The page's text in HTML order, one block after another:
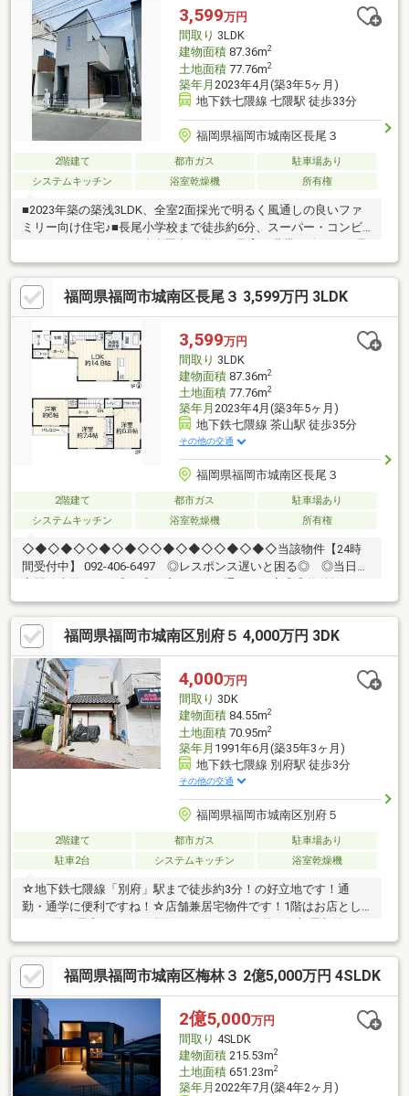
フォロー体制を敷くことでお客様の住まいと生活を常にアップグ
レードしていくことを目的とし、提案したことすべてに責任を持
ち続けます。リンクアンドデザイン株式会社
3,599万円
間取り 3LDK
建物面積87.36m2
土地面積77.76m2
築年月 2023年4月(築3年5ヶ月)
地下鉄七隈線 七隈駅 徒歩33分
福岡県福岡市城南区長尾３
2階建て 都市ガス
駐車場あり
システムキッチン
浴室乾燥機 所有権
■2023年築の築浅3LDK、全室2面採光で明るく風通しの良いファ
ミリー向け住宅♪■長尾小学校まで徒歩約6分、スーパー・コンビ
境！■食洗機付き対面キッチンや浴室乾燥機、追焚機能など毎日
の暮らしを快適にする設備が充実☆■全居室収納に加え、駐車場1
台分を確保。2026年6月に室内クリーニングを実施し、すぐに新
生活を始められます。＊＊＊＊＊＊＊＊物件選びや住宅ローンの
こと、不動産購入のなんでもココハウスにお気軽にご相談くださ
い！お客様のマイホーム探しをスタートからゴールまでお手伝い
福岡県福岡市城南区長尾３ 3,599万円 3LDK
3,599万円
間取り 3LDK
建物面積87.36m2
土地面積77.76m2
築年月 2023年4月(築3年5ヶ月)
地下鉄七隈線 茶山駅 徒歩35分
その他の交通
福岡県福岡市城南区長尾３
2階建て 都市ガス
駐車場あり
システムキッチン
浴室乾燥機 所有権
◇◆◇◆◇◇◆◇◆◇◇◆◇◆◇◇◆◇◆◇当該物件【24時
間受付中】 092-406-6497 ◎レスポンス遅いと困る◎ ◎当日・
まず何からすればいい？◎小さなことからなんでも・いつでも♪〇
令和5年築×3LDK、築浅の快適戸建て♪〇新耐震基準・住宅ローン
控除利用可♪〇駐車場付きで安心のカーライフ♪【教育】◆長尾小
学校：徒歩6分◆友泉中学校：徒歩14分【暮らし】◆HalloDay(ハ
ローデイ) 長尾店：徒歩2分◆大賀薬局 長尾店：徒歩2分
◇◆◇◆◇◇◆◇◆◇◇◆◇◆◇◇◆◇◆◇
福岡県福岡市城南区別府５ 4,000万円 3DK
4,000万円
間取り 3DK
建物面積84.55m2
土地面積70.95m2
築年月 1991年6月(築35年3ヶ月)
地下鉄七隈線 別府駅 徒歩3分
その他の交通
福岡県福岡市城南区別府５
2階建て 都市ガス
駐車場あり
駐車2台
システムキッチン 浴室乾燥機
☆地下鉄七隈線「別府」駅まで徒歩約3分！の好立地です！通
勤・通学に便利ですね！☆店舗兼居宅物件です！1階はお店とし
です！☆トイレも1階と2階があるので、分けて使用できますね！
☆別府小学校まで徒歩約4分！城南中学校まで徒歩約11分！お子
様の通学も安心の立地です！☆周辺環境充実しています！■---------
-------周辺環境------------------■◇トライアルゴー福岡別府３丁目店
徒歩約4分◇セブンイレブン福岡田島２丁目店 徒歩約3分◇セリ
アハローデイ別府店 徒歩約11分
福岡県福岡市城南区梅林３ 2億5,000万円 4SLDK
2億5,000万円
間取り 4SLDK
建物面積215.53m2
土地面積651.23m2
築年月 2022年7月(築4年2ヶ月)